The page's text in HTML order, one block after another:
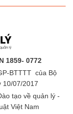
1859- 0772
BTTTT của Bộ
10/07/2017
tạo về quản lý -
Việt Nam